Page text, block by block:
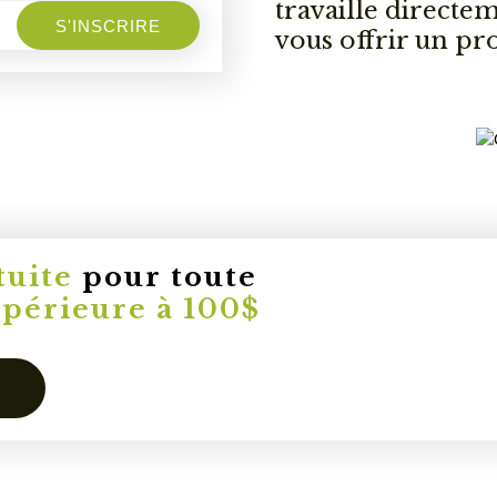
S'INSCRIRE
travaille
vous offrir un
pour toute
à 100$